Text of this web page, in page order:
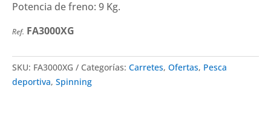
Potencia de freno: 9 Kg.
Ref. FA3000XG
SKU: FA3000XG Categorías: Carretes, Ofertas, Pesca
deportiva, Spinning